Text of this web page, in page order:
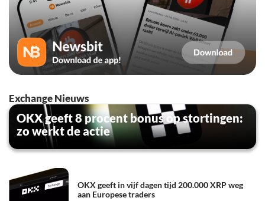
Exchange Nieuws
OKX geeft 8 procent bonus op stortingen:
zo werkt de actie
OKX geeft in vijf dagen tijd 200.000 XRP weg
aan Europese traders